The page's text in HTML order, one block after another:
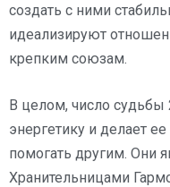
создать с ними
идеализируют
крепким союзам.
В целом, число
энергетику и делает
помогать другим. Они
Хранительницами